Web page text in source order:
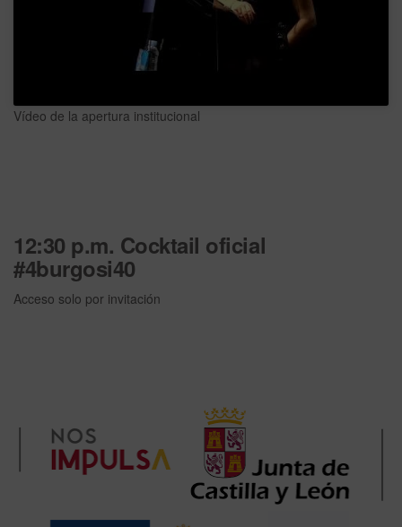
Vídeo de la apertura institucional
12:30 p.m. Cocktail oficial
#4burgosi40
Acceso solo por invitación